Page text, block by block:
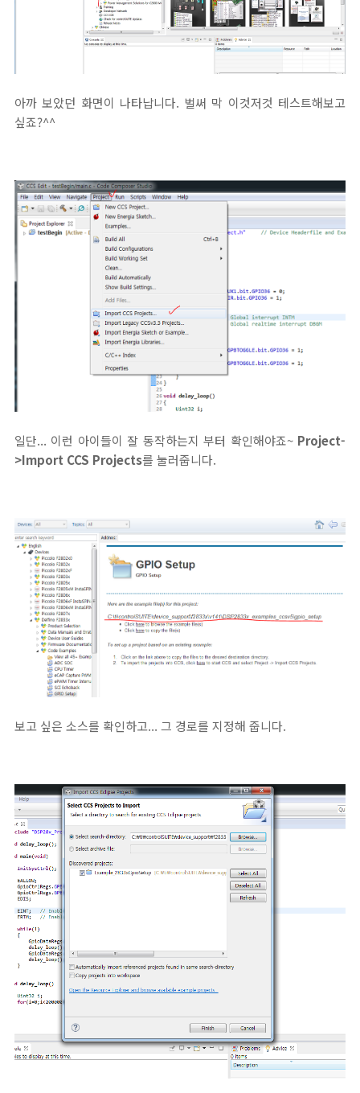
아까 보았던 화면이 나타납니다. 벌써 막 이것저것 테스트해보고
싶죠?^^
일단... 이런 아이들이 잘 동작하는지 부터 확인해야죠~ Project-
>Import CCS Projects를 눌러줍니다.
보고 싶은 소스를 확인하고... 그 경로를 지정해 줍니다.